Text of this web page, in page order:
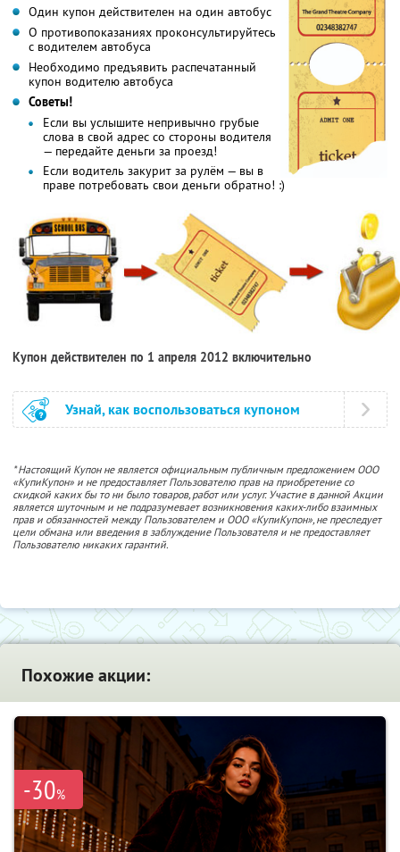
Один купон действителен на один автобус
О противопоказаниях проконсультируйтесь
с водителем автобуса
Необходимо предъявить распечатанный
купон водителю автобуса
Советы!
Если вы услышите непривычно грубые
слова в свой адрес со стороны водителя
— передайте деньги за проезд!
Если водитель закурит за рулём — вы в
праве потребовать свои деньги обратно! :)
Купон действителен по 1 апреля 2012 включительно
Узнай, как воспользоваться купоном
* Настоящий Купон не является официальным публичным предложением ООО
«КупиКупон» и не предоставляет Пользователю прав на приобретение со
скидкой каких бы то ни было товаров, работ или услуг. Участие в данной Акции
является шуточным и не подразумевает возникновения каких-либо взаимных
прав и обязанностей между Пользователем и ООО «КупиКупон», не преследует
цели обмана или введения в заблуждение Пользователя и не предоставляет
Пользователю никаких гарантий.
Похожие акции:
-30%